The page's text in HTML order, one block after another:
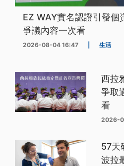
EZ WAY實名認證引發個
爭議內容一次看
2026-08-04 16:47 生活
西拉
爭取
看
2026-
57天
波拉